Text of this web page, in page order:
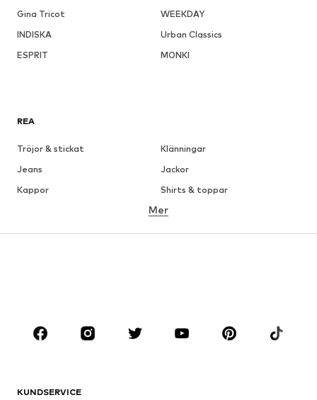
Gina Tricot
WEEKDAY
INDISKA
Urban Classics
ESPRIT
MONKI
REA
Tröjor & stickat
Klänningar
Jeans
Jackor
Kappor
Shirts & toppar
Underkläder
Kjolar
Blusar & tunikor
Premium
Nytt
Mer
KUNDSERVICE